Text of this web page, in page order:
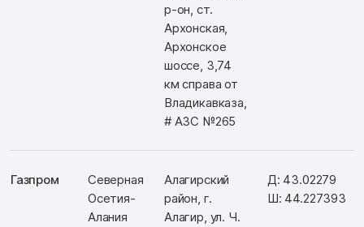
р-он, ст.
Архонская,
Архонское
шоссе, 3,74
км справа от
Владикавказа,
# АЗС №265
Газпром
Северная
Осетия-
Алания
Алагирский
район, г.
Алагир, ул. Ч.
Д: 43.02279
Ш: 44.227393